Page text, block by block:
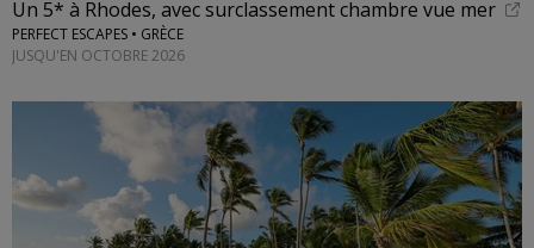
Un 5* à Rhodes, avec surclassement chambre vue mer
PERFECT ESCAPES • GRÈCE
JUSQU'EN OCTOBRE 2026